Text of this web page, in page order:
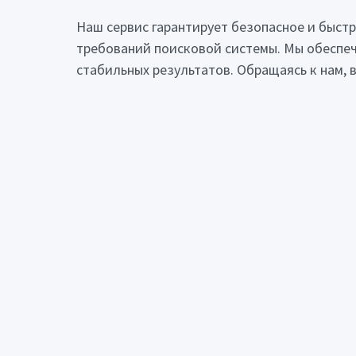
Наш сервис гарантирует безопасное и
требований поисковой системы. Мы
стабильных результатов. Обращаясь к